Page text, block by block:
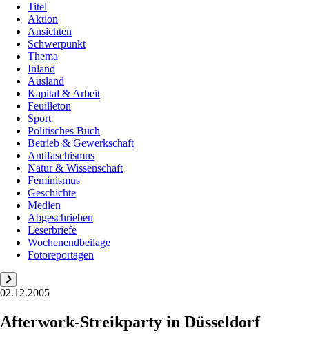
Titel
Aktion
Ansichten
Schwerpunkt
Thema
Inland
Ausland
Kapital & Arbeit
Feuilleton
Sport
Politisches Buch
Betrieb & Gewerkschaft
Antifaschismus
Natur & Wissenschaft
Feminismus
Geschichte
Medien
Abgeschrieben
Leserbriefe
Wochenendbeilage
Fotoreportagen
02.12.2005
Afterwork-Streikparty in Düsseldorf